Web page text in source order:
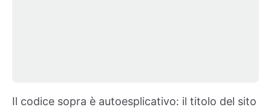
Il codice sopra è autoesplicativo: il titolo del sito